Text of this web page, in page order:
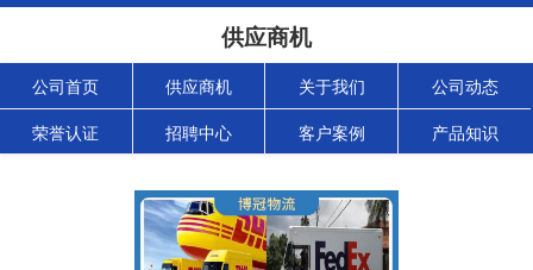
供应商机
公司首页 供应商机 关于我们 公司动态
荣誉认证 招聘中心 客户案例 产品知识